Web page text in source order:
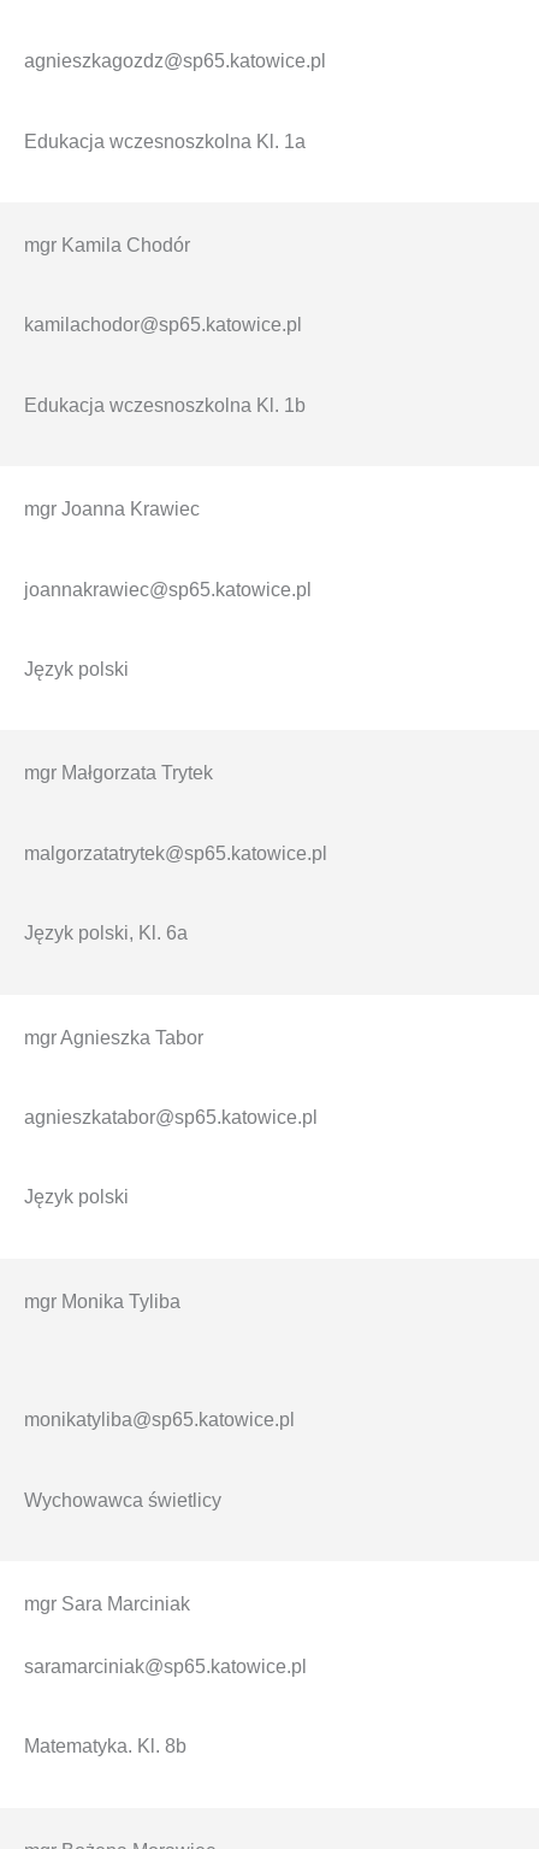
agnieszkagozdz@sp65.katowice.pl
Edukacja wczesnoszkolna Kl. 1a
mgr Kamila Chodór
kamilachodor@sp65.katowice.pl
Edukacja wczesnoszkolna Kl. 1b
mgr Joanna Krawiec
joannakrawiec@sp65.katowice.pl
Język polski
mgr Małgorzata Trytek
malgorzatatrytek@sp65.katowice.pl
Język polski, Kl. 6a
mgr Agnieszka Tabor
agnieszkatabor@sp65.katowice.pl
Język polski
mgr Monika Tyliba
monikatyliba@sp65.katowice.pl
Wychowawca świetlicy
mgr Sara Marciniak
saramarciniak@sp65.katowice.pl
Matematyka. Kl. 8b